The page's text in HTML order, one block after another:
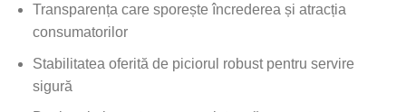
Transparența care sporește încrederea și atracția
consumatorilor
Stabilitatea oferită de piciorul robust pentru servire
sigură